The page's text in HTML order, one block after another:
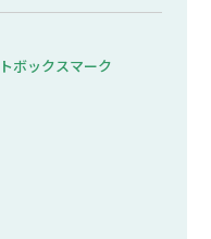
ボックスマーク